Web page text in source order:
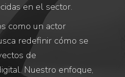
en el sector.
como un actor
redefinir cómo se
de
Nuestro enfoque,